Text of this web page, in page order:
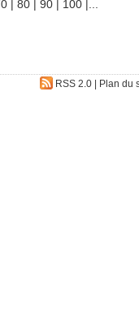
| 80 | 90 | 100 |
RSS 2.0| Plan du